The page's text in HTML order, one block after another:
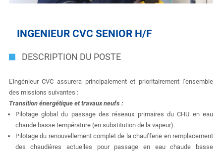
INGENIEUR CVC SENIOR H/F
DESCRIPTION DU POSTE
L’ingénieur CVC assurera principalement et prioritairement l’ensemble
des missions suivantes :
Transition énergétique et travaux neufs :
Pilotage global du passage des réseaux primaires du CHU en eau
chaude basse température (en substitution de la vapeur).
Pilotage du renouvellement complet de la chaufferie en remplacement
des chaudières actuelles pour passage en eau chaude basse